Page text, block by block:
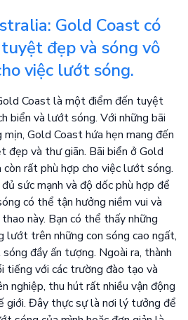
Gold Coast có
đẹp và sóng vô
việc lướt sóng.
Coast là một điểm đến tuyệt
biển và lướt sóng. Với những bãi
Gold Coast hứa hẹn mang đến
đẹp và thư giãn. Bãi biển ở Gold
rất phù hợp cho việc lướt sóng.
sức mạnh và độ dốc phù hợp để
có thể tận hưởng niềm vui và
này. Bạn có thể thấy những
lướt trên những con sóng cao ngất,
đầy ấn tượng. Ngoài ra, thành
tiếng với các trường đào tạo và
nghiệp, thu hút rất nhiều vận động
giới. Đây thực sự là nơi lý tưởng để